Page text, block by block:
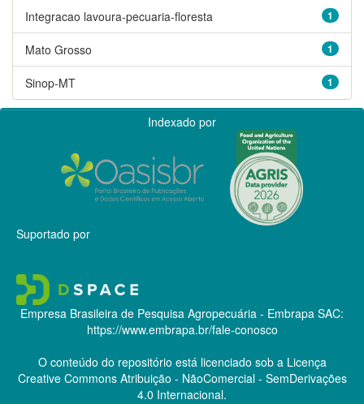
1
Integracao lavoura-pecuaria-floresta
1
Mato Grosso
1
Sinop-MT
Indexado por
Suportado por
Empresa Brasileira de Pesquisa Agropecuária - Embrapa SAC:
https://www.embrapa.br/fale-conosco
O conteúdo do repositório está licenciado sob a Licença
Creative CommonsAtribuição - NãoComercial - SemDerivações
4.0 Internacional.